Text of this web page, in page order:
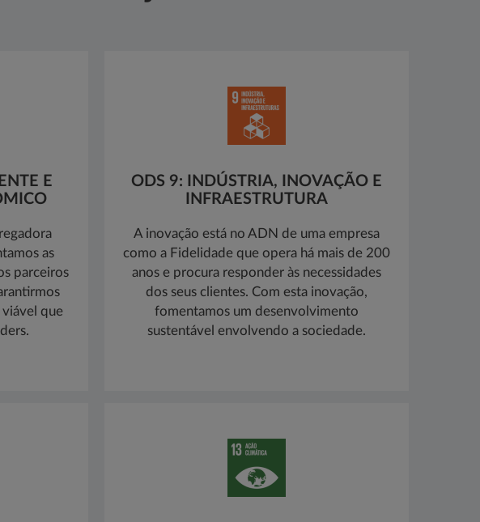
E
as
parceiros
que
ODS 9: INDÚSTRIA, INOVAÇÃO E
INFRAESTRUTURA
A inovação está no ADN de uma empresa
como a Fidelidade que opera há mais de 200
anos e procura responder às necessidades
dos seus clientes. Com esta inovação,
fomentamos um desenvolvimento
sustentável envolvendo a sociedade.